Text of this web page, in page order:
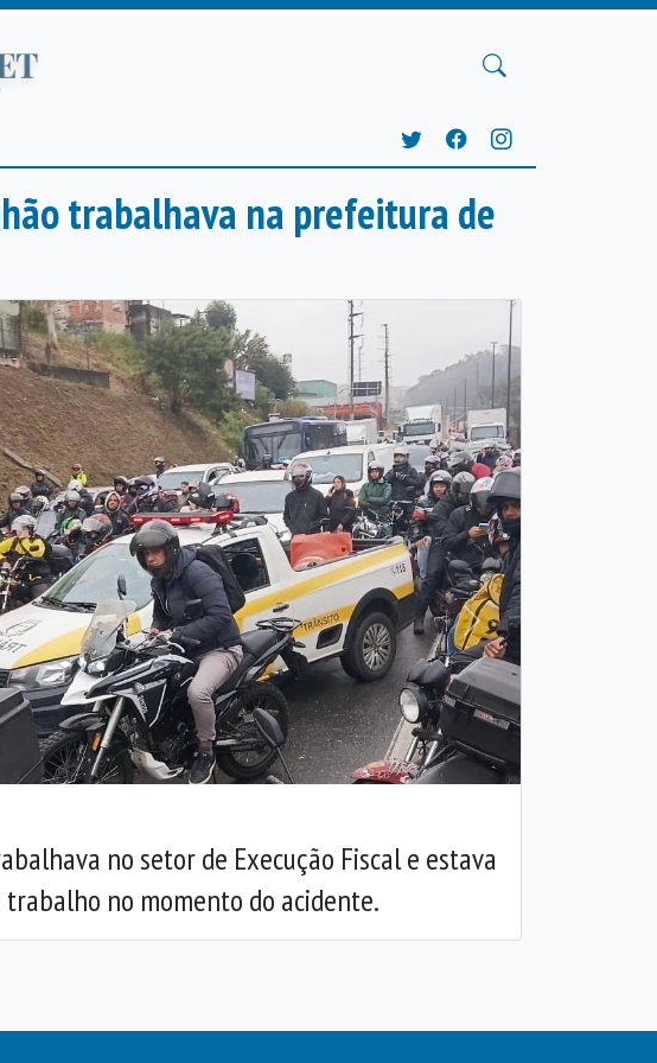
trabalhava na prefeitura de
no setor de Execução Fiscal e estava
no momento do acidente.
Próxima